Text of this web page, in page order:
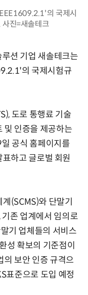
의 국제시
사진=새솔테크
션 기업 새솔테크는
의 국제시험규
도로 통행료 기술
및 인증을 제공하는
공식 홈페이지를
하고 글로벌 회원
(SCMS)와 단말기
존 업계에서 임의로
기 업체들의 서비스
성 확보의 기준점이
의 보안 인증 규격으
표준으로 도입 예정